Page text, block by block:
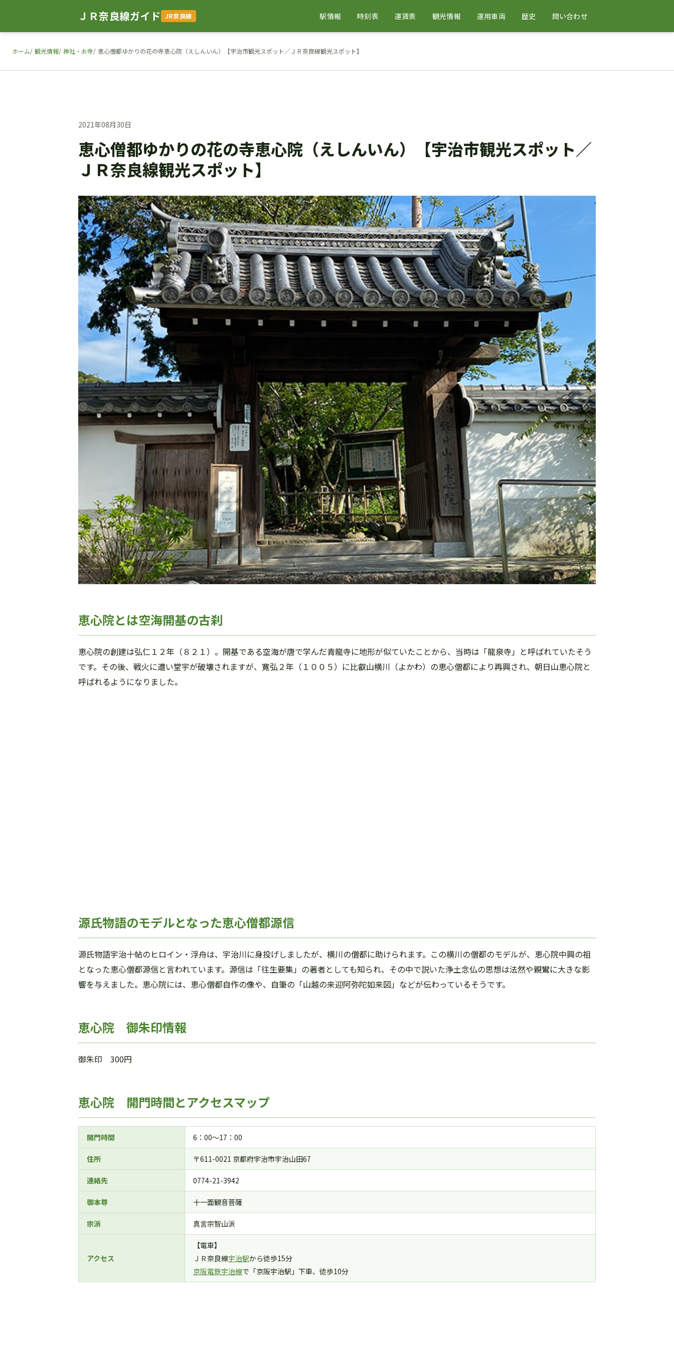
ＪＲ奈良線ガイド JR奈良線 駅情報 時刻表 運賃表 観光情報 運用車両 歴史 問い合わせ
ホーム 観光情報 神社・お寺 恵心僧都ゆかりの花の寺恵心院（えしんいん）【宇治市観光スポット／ＪＲ奈良線観光スポット】
2021年08月30日
恵心僧都ゆかりの花の寺恵心院（えしんいん）【宇治市観光スポット／
ＪＲ奈良線観光スポット】
恵心院とは空海開基の古刹
恵心院の創建は弘仁１２年（８２１）。開基である空海が唐で学んだ青龍寺に地形が似ていたことから、当時は「龍泉寺」と呼ばれていたそう
です。その後、戦火に遭い堂宇が破壊されますが、寛弘２年（１００５）に比叡山横川（よかわ）の恵心僧都により再興され、朝日山恵心院と
呼ばれるようになりました。
源氏物語のモデルとなった恵心僧都源信
源氏物語宇治十帖のヒロイン・浮舟は、宇治川に身投げしましたが、横川の僧都に助けられます。この横川の僧都のモデルが、恵心院中興の祖
となった恵心僧都源信と言われています。源信は「往生要集」の著者としても知られ、その中で説いた浄土念仏の思想は法然や親鸞に大きな影
響を与えました。恵心院には、恵心僧都自作の像や、自筆の「山越の来迎阿弥陀如来図」などが伝わっているそうです。
恵心院 御朱印情報
御朱印 300円
恵心院 開門時間とアクセスマップ
開門時間 6：00～17：00
住所 〒611-0021 京都府宇治市宇治山田67
連絡先 0774-21-3942
御本尊 十一面観音菩薩
宗派 真言宗智山派
アクセス
【電車】
ＪＲ奈良線宇治駅から徒歩15分
京阪電鉄宇治線で「京阪宇治駅」下車、徒歩10分